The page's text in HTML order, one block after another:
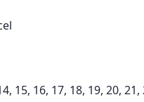
15, 16, 17, 18, 19, 20,